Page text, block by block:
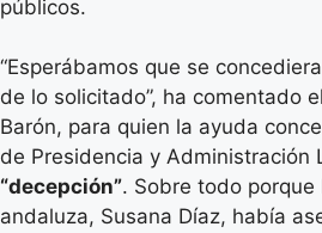
públicos.
“Esperábamos que se
de lo solicitado”, ha comentado
Barón, para quien la ayuda
de Presidencia y Administración
“decepción”. Sobre todo porque
andaluza, Susana Díaz, había